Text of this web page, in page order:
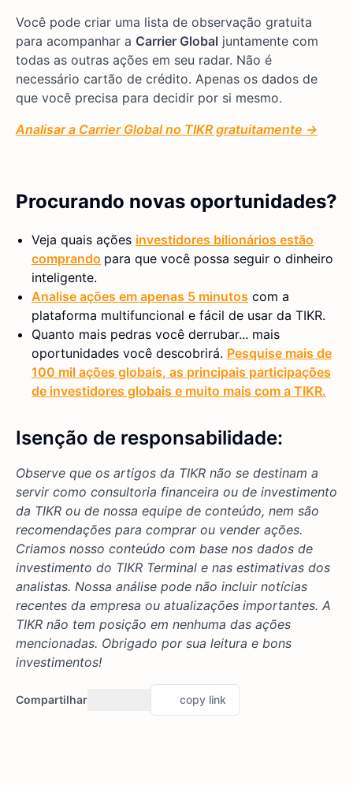
Você pode criar uma lista de observação gratuita
para acompanhar a Carrier Global juntamente com
todas as outras ações em seu radar. Não é
necessário cartão de crédito. Apenas os dados de
que você precisa para decidir por si mesmo.
Analisar a Carrier Global no TIKR gratuitamente →
Procurando novas oportunidades?
Veja quais ações investidores bilionários estão
comprando para que você possa seguir o dinheiro
inteligente.
Analise ações em apenas 5 minutos com a
plataforma multifuncional e fácil de usar da TIKR.
Quanto mais pedras você derrubar... mais
oportunidades você descobrirá. Pesquise mais de
100 mil ações globais, as principais participações
de investidores globais e muito mais com a TIKR.
Isenção de responsabilidade:
Observe que os artigos da TIKR não se destinam a
servir como consultoria financeira ou de investimento
da TIKR ou de nossa equipe de conteúdo, nem são
recomendações para comprar ou vender ações.
Criamos nosso conteúdo com base nos dados de
investimento do TIKR Terminal e nas estimativas dos
analistas. Nossa análise pode não incluir notícias
recentes da empresa ou atualizações importantes. A
TIKR não tem posição em nenhuma das ações
mencionadas. Obrigado por sua leitura e bons
investimentos!
Compartilhar copy link